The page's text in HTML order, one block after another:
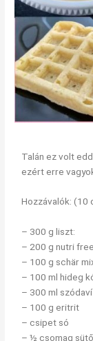
Talán ez volt
ezért erre
Hozzávalók: (10
– 300 g liszt:
– 200 g nutri
– 100 g schär
– 100 ml hideg
– 300 ml
– 100 g eritrit
– csipet só
– ½ csomag